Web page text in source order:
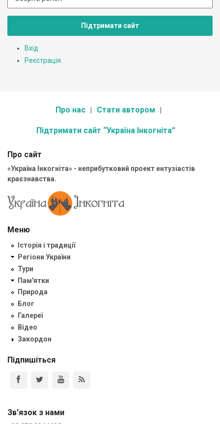
Підтримати сайт
Вхід
Реєстрація
Про нас Стати автором
Підтримати сайт “Україна Інкогніта”
Про сайт
«Україна Інкогніта» - неприбутковий проект ентузіастів
краєзнавства.
Меню
Історія і традиції
Регіони України
Тури
Пам'ятки
Природа
Блог
Галереї
Відео
Закордон
Підпишіться
Зв'язок з нами